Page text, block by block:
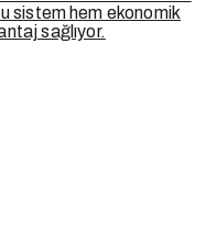
sistem hem ekonomik
sağlıyor.